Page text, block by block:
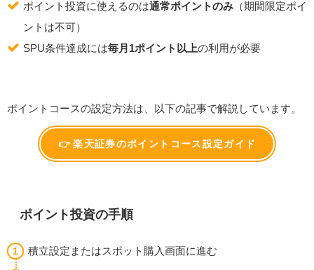
ポイント投資に使えるのは通常ポイントのみ（期間限定ポイ
ントは不可）
SPU条件達成には毎月1ポイント以上の利用が必要
ポイントコースの設定方法は、以下の記事で解説しています。
👉 楽天証券のポイントコース設定ガイド
ポイント投資の手順
積立設定またはスポット購入画面に進む